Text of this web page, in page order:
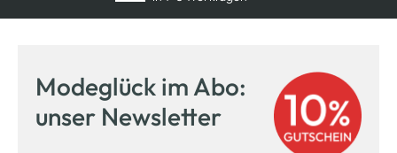
Modeglück im Abo:
unser Newsletter